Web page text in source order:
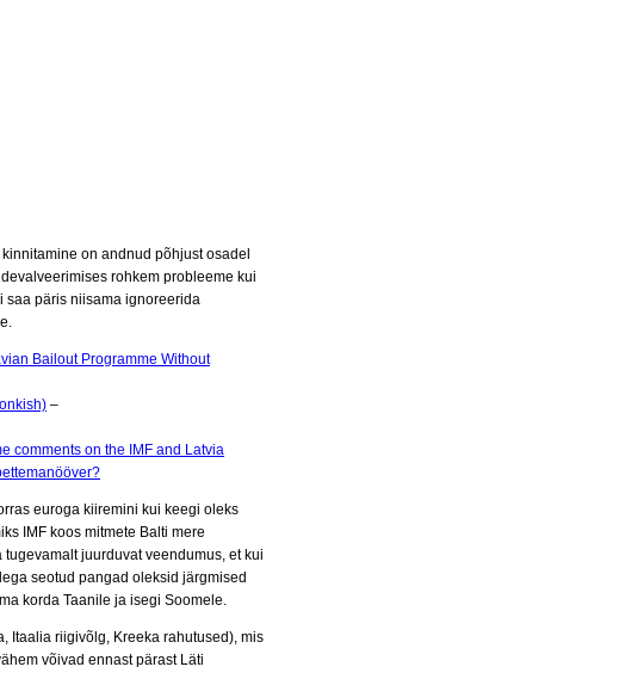
on andnud põhjust osadel
rohkem probleeme kui
saa päris niisama ignoreerida
Bailout Programme Without
–
comments on the IMF and Latvia
euroga kiiremini kui keegi oleks
IMF koos mitmete Balti mere
juurduvat veendumus, et kui
seotud pangad oleksid järgmised
korda Taanile ja isegi Soomele.
Itaalia riigivõlg, Kreeka rahutused), mis
võivad ennast pärast Läti